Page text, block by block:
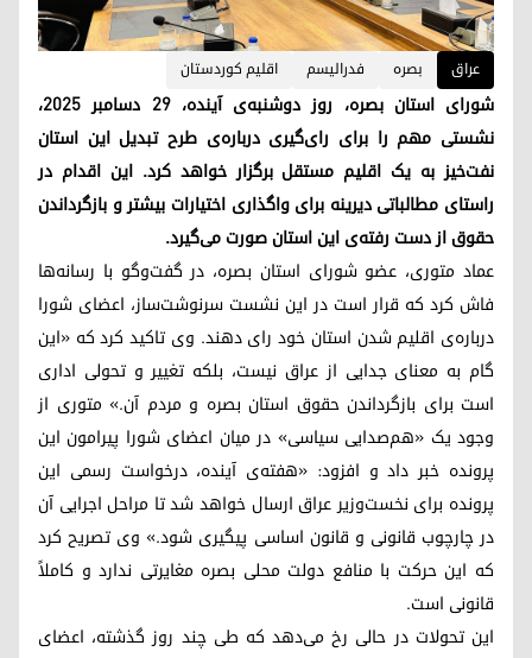
عراق بصره فدرالیسم اقلیم کوردستان
شورای‌ استان بصره‌، روز دوشنبه‌ی‌ آینده‌، ۲۹ دسامبر ۲۰۲۵،
نشستی‌ مهم‌ را برای‌ رای‌گیری‌ درباره‌ی‌ طرح تبدیل‌ این‌ استان‌
نفت‌خیز به‌ یک‌ اقلیم‌ مستقل‌ برگزار خواهد کرد. این‌ اقدام‌ در
راستای‌ مطالباتی‌ دیرینه‌ برای‌ واگذاری‌ اختیارات‌ بیشتر و بازگرداندن‌
حقوق‌ از دست‌ رفته‌ی‌ این‌ استان‌ صورت‌ می‌گیرد.
عماد متوری‌، عضو شورای‌ استان بصره‌، در گفت‌وگو با رسانه‌ها
فاش‌ کرد که‌ قرار است‌ در این‌ نشست‌ سرنوشت‌ساز، اعضای‌ شورا
درباره‌ی‌ اقلیم شدن‌ استان‌ خود رای‌ دهند. وی‌ تاکید کرد که‌ «این‌
گام‌ به‌ معنای‌ جدایی‌ از عراق‌ نیست‌، بلکه‌ تغییر و تحولی‌ اداری‌
است‌ برای‌ بازگرداندن‌ حقوق‌ استان‌ بصره‌ و مردم‌ آن‌.» متوری‌ از
وجود یک‌ «هم‌صدایی‌ سیاسی‌» در میان‌ اعضای‌ شورا پیرامون‌ این‌
پرونده‌ خبر داد و افزود: «هفته‌ی‌ آینده‌، درخواست‌ رسمی‌ این‌
پرونده‌ برای‌ نخست‌وزیر عراق‌ ارسال‌ خواهد شد تا مراحل‌ اجرایی‌ آن‌
در چارچوب‌ قانونی‌ و قانون‌ اساسی‌ پیگیری‌ شود.» وی‌ تصریح‌ کرد
که‌ این‌ حرکت‌ با منافع‌ دولت‌ محلی‌ بصره‌ مغایرتی‌ ندارد و کاملاً
قانونی‌ است‌.
این‌ تحولات‌ در حالی‌ رخ‌ می‌دهد که‌ طی‌ چند روز گذشته‌، اعضای‌